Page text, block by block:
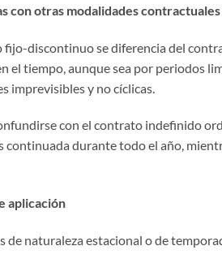
con otras modalidades contractuales
fijo-discontinuo se diferencia del
el tiempo, aunque sea por periodos
imprevisibles y no cíclicas.
con el contrato indefinido
continuada durante todo el año,
aplicación
de naturaleza estacional o de